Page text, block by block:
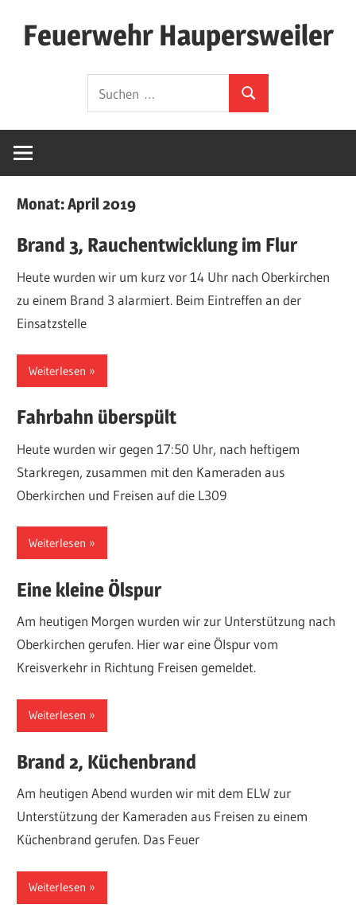
InhaltFeuerwehr Haupersweiler
Webseite
Freiwilligen
Löschbezirk
Haupersweiler.
Wir
schreiben
über
Einsätze,
Fahrzeuge,
sonstige
nach:
Suchen
Monat:April 2019
Brand 3, Rauchentwicklung im Flur
Heute wurden wir um kurz vor 14 Uhr nach Oberkirchen
zu einem Brand 3 alarmiert. Beim Eintreffen an der
Einsatzstelle
Weiterlesen
Fahrbahn überspült
Heute wurden wir gegen 17:50 Uhr, nach heftigem
Starkregen, zusammen mit den Kameraden aus
Oberkirchen und Freisen auf die L309
Weiterlesen
Eine kleine Ölspur
Am heutigen Morgen wurden wir zur Unterstützung nach
Oberkirchen gerufen. Hier war eine Ölspur vom
Kreisverkehr in Richtung Freisen gemeldet.
Weiterlesen
Brand 2, Küchenbrand
Am heutigen Abend wurden wir mit dem ELW zur
Unterstützung der Kameraden aus Freisen zu einem
Küchenbrand gerufen. Das Feuer
Weiterlesen